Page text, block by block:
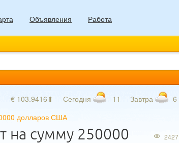
Объявления Работа
€ 103.9416⬆ Сегодня −11 Завтра -6
долларов США
2427
на сумму 250000